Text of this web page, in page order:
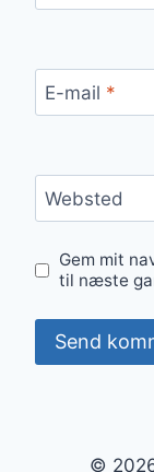
E-mail *
Websted
Gem mit
til næste
©